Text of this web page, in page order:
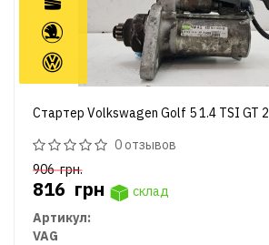
Стартер Volkswagen Golf 5 1.4 TSI GT
0 отзывов
906грн.
816 грн
склад
Артикул:
VAG